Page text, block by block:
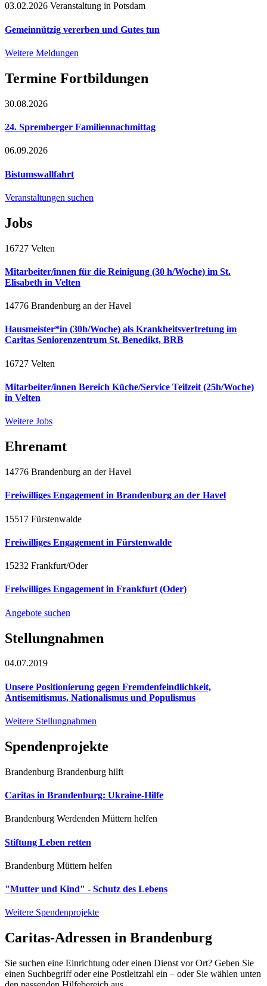
03.02.2026 Veranstaltung in Potsdam
Gemeinnützig vererben und Gutes tun
Weitere Meldungen
Termine Fortbildungen
30.08.2026
24. Spremberger Familiennachmittag
06.09.2026
Bistumswallfahrt
Veranstaltungen suchen
Jobs
16727 Velten
Mitarbeiter/innen für die Reinigung (30 h/Woche) im St.
Elisabeth in Velten
14776 Brandenburg an der Havel
Hausmeister*in (30h/Woche) als Krankheitsvertretung im
Caritas Seniorenzentrum St. Benedikt, BRB
16727 Velten
Mitarbeiter/innen Bereich Küche/Service Teilzeit (25h/Woche)
in Velten
Weitere Jobs
Ehrenamt
14776 Brandenburg an der Havel
Freiwilliges Engagement in Brandenburg an der Havel
15517 Fürstenwalde
Freiwilliges Engagement in Fürstenwalde
15232 Frankfurt/Oder
Freiwilliges Engagement in Frankfurt (Oder)
Angebote suchen
Stellungnahmen
04.07.2019
Unsere Positionierung gegen Fremdenfeindlichkeit,
Antisemitismus, Nationalismus und Populismus
Weitere Stellungnahmen
Spendenprojekte
Brandenburg Brandenburg hilft
Caritas in Brandenburg: Ukraine-Hilfe
Brandenburg Werdenden Müttern helfen
Stiftung Leben retten
Brandenburg Müttern helfen
"Mutter und Kind" - Schutz des Lebens
Weitere Spendenprojekte
Caritas-Adressen in Brandenburg
Sie suchen eine Einrichtung oder einen Dienst vor Ort? Geben Sie
einen Suchbegriff oder eine Postleitzahl ein – oder Sie wählen unten